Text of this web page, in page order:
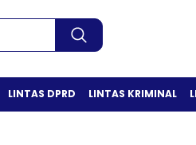
LINTAS DPRD LINTAS KRIMINAL